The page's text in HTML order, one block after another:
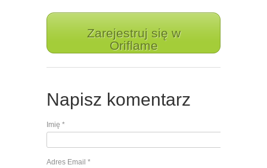
Zarejestruj się w
Oriflame
Napisz komentarz
Imię *
Adres Email *